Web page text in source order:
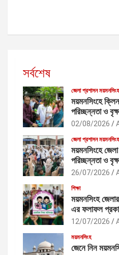
সর্বশেষ
জেলা প্রশাসন ময়মনসিংহ
ময়মনসিংহে
পরিচ্ছন্নতা ও
02/08/2026
জেলা প্রশাসন ময়মনসিংহ
ময়মনসিংহে
পরিচ্ছন্নতা ও
26/07/2026
শিক্ষা
ময়মনসিংহ
এর ফলাফল
12/07/2026
ময়মনসিংহ
জেনে নিন